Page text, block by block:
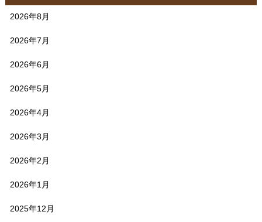
2026年8月
2026年7月
2026年6月
2026年5月
2026年4月
2026年3月
2026年2月
2026年1月
2025年12月